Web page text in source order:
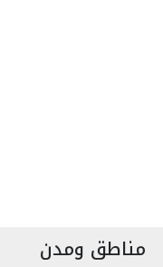
مناطق ومدن